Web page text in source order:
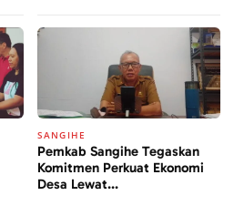
SANGIHE
Pemkab Sangihe Tegaskan
Komitmen Perkuat Ekonomi
Desa Lewat...